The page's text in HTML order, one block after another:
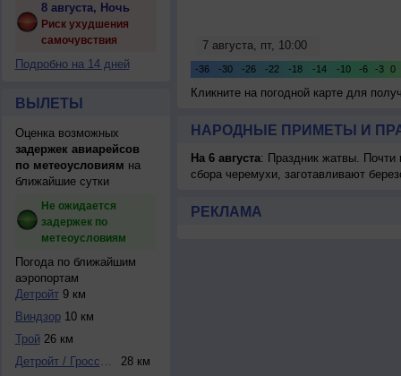
8 августа, Ночь
Риск ухудшения
самочувствия
Подробно на 14 дней
ВЫЛЕТЫ
Оценка возможных
задержек авиарейсов
по метеоусловиям на
ближайшие сутки
Не ожидается
задержек по
метеоусловиям
Погода по ближайшим
аэропортам
Детройт9 км
Виндзор10 км
Трой 26 км
Детройт / Гроссе ...
28 км
Кликните на погодной карте для
НАРОДНЫЕ ПРИМЕТЫ И
На 6 августа: Праздник жатвы. Почти
сбора черемухи, заготавливают
РЕКЛАМА